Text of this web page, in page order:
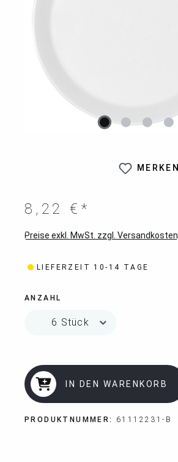
MERKEN
8,22 €*
Preise exkl. MwSt. zzgl. Versandkosten
LIEFERZEIT 10-14 TAGE
ANZAHL
IN DEN WARENKORB
PRODUKTNUMMER: 61112231-B